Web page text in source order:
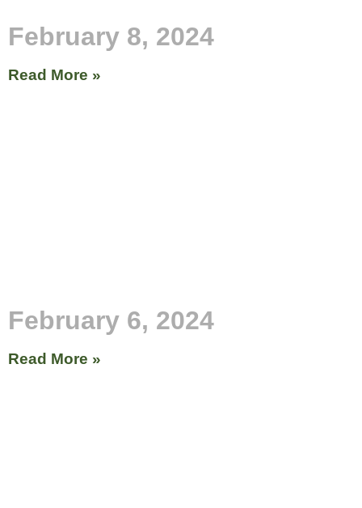
February 8, 2024
Read More »
February 6, 2024
Read More »